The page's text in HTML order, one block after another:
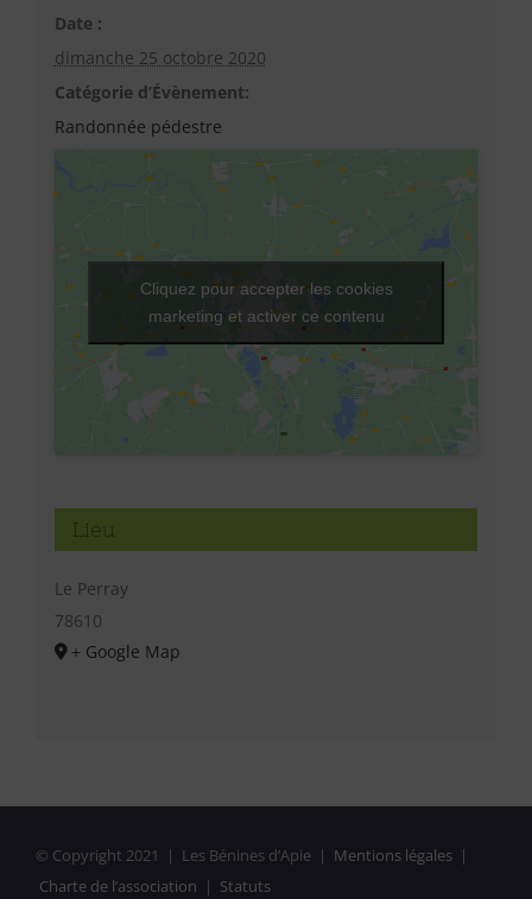
Date :
dimanche 25 octobre 2020
Catégorie d’Évènement:
Randonnée pédestre
Lieu
Le Perray
78610
+ Google Map
Cliquez pour accepter les cookies
marketing et activer ce contenu
© Copyright 2021 | Les Bénines d’Apie | Mentions légales|
Charte de l’association | Statuts